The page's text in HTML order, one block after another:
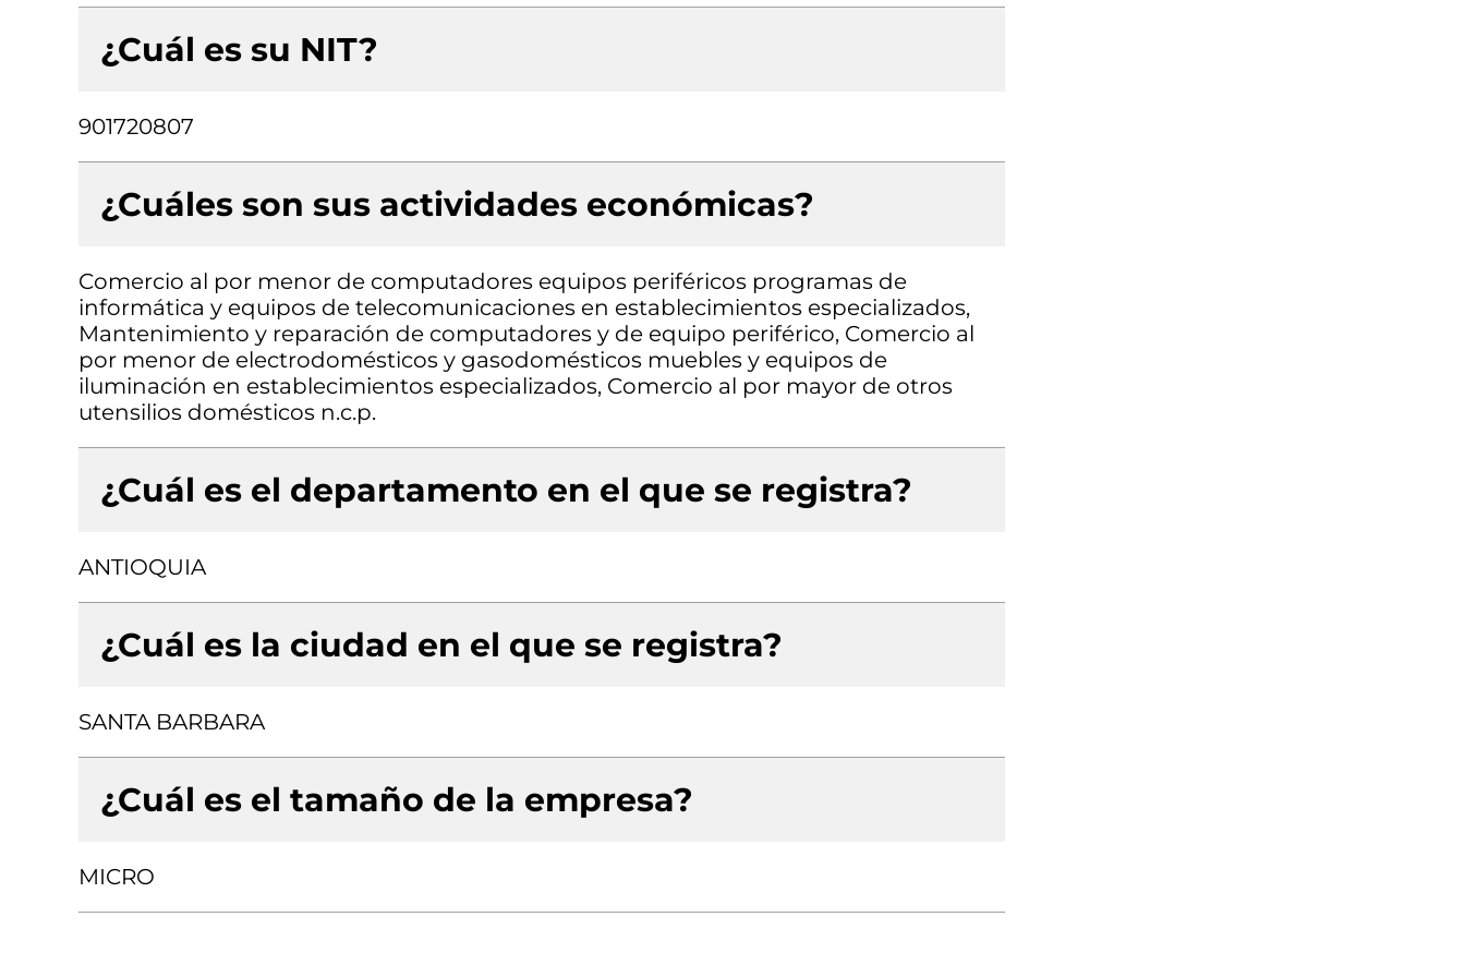
¿Cuál es su NIT?
901720807
¿Cuáles son sus actividades económicas?
Comercio al por menor de computadores equipos periféricos programas de
informática y equipos de telecomunicaciones en establecimientos especializados,
Mantenimiento y reparación de computadores y de equipo periférico, Comercio al
por menor de electrodomésticos y gasodomésticos muebles y equipos de
iluminación en establecimientos especializados, Comercio al por mayor de otros
utensilios domésticos n.c.p.
¿Cuál es el departamento en el que se registra?
ANTIOQUIA
¿Cuál es la ciudad en el que se registra?
SANTA BARBARA
¿Cuál es el tamaño de la empresa?
MICRO